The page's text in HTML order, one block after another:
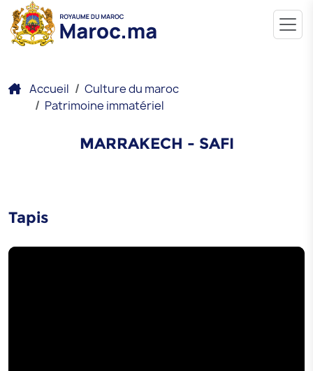
Accueil
Culture du maroc
Patrimoine immatériel
MARRAKECH - SAFI
Tapis